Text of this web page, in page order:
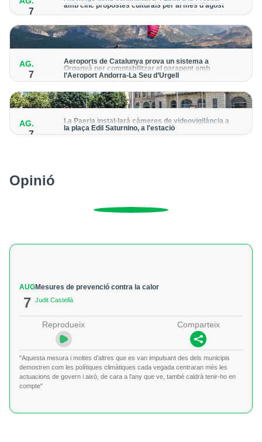
7
amb cinc propostes culturals per al mes d’agost
Un dels grans protagonistes de la programació serà
AG.
7
Aeroports de Catalunya prova un sistema a
Organyà per comptabilitzar el parapent amb
l’Aeroport Andorra-La Seu d’Urgell
mòbil per donar pas als avions amb vols instrumentals
AG.
7
La Paeria instal·larà càmeres de videovigilància a
la plaça Edil Saturnino, a l'estació
Opinió
AUG
7
Mesures de prevenció contra la calor
Judit Castellà
Reprodueix Comparteix
"Aquesta mesura i moltes d’altres que es van impulsant des dels municipis
demostren com les polítiques climàtiques cada vegada centraran més les
actuacions de govern i això, de cara a l’any que ve, també caldrà tenir-ho en
compte"